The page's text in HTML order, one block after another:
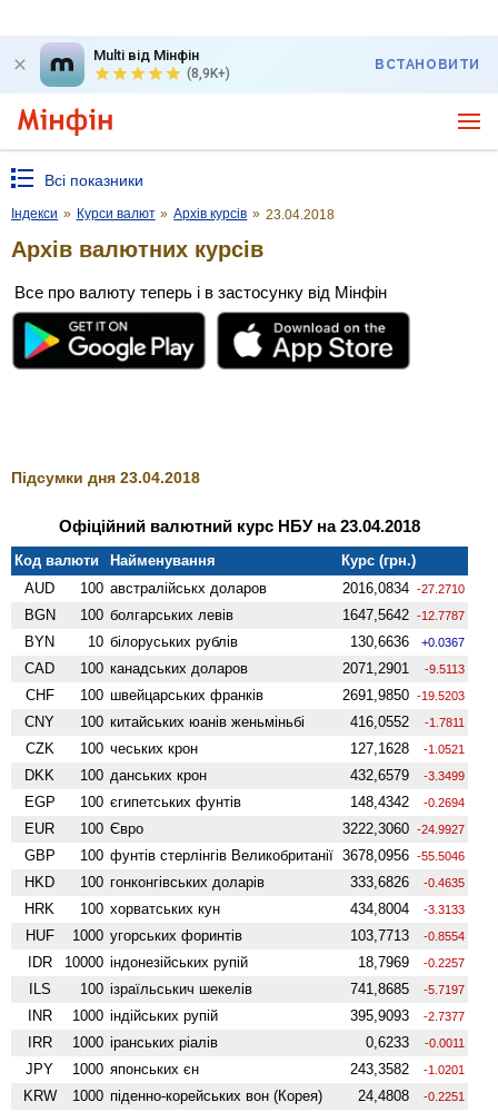
Multi від Мінфін
(8,9K+)
ВСТАНОВИТИ
Всі показники
Індекси » Курси валют » Архів курсів » 23.04.2018
Архів валютних курсів
Все про валюту теперь і в застосунку від Мінфін
Підсумки дня 23.04.2018
Офіційний валютний курс НБУ на 23.04.2018
Код валюти Найменування
Курс (грн.)
AUD
100 австралійськх доларов 2016,0834 -27.2710
BGN 100 болгарських левів 1647,5642 -12.7787
BYN 10 білоруських рублів 130,6636 +0.0367
CAD 100 канадських доларов 2071,2901 -9.5113
CHF 100 швейцарських франків 2691,9850 -19.5203
CNY 100 китайських юанів женьмiньбi 416,0552 -1.7811
CZK 100 чеських крон 127,1628 -1.0521
DKK 100 данських крон 432,6579 -3.3499
EGP 100 єгипетських фунтів 148,4342 -0.2694
EUR 100 Євро 3222,3060 -24.9927
GBP 100 фунтів стерлінгів Велико­британії 3678,0956 -55.5046
HKD 100 гонконгівських доларів 333,6826 -0.4635
HRK 100 хорватських кун 434,8004 -3.3133
HUF 1000 угорських форинтів 103,7713 -0.8554
IDR 10000 індонезійських рупій 18,7969 -0.2257
ILS 100 ізраїльськич шекелів 741,8685 -5.7197
INR 1000 індійських рупій 395,9093 -2.7377
IRR 1000 іранських ріалів 0,6233 -0.0011
JPY 1000 японських єн 243,3582 -1.0201
KRW 1000 піденно-корейських вон (Корея) 24,4808 -0.2251